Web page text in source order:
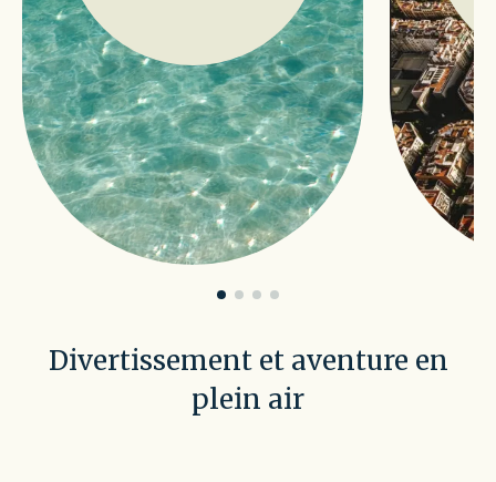
Divertissement et aventure en
plein air